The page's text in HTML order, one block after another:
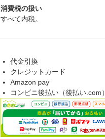
消費税の扱い
すべて内税。
代金引換
クレジットカード
Amazon pay
コンビニ後払い（後払い.com）